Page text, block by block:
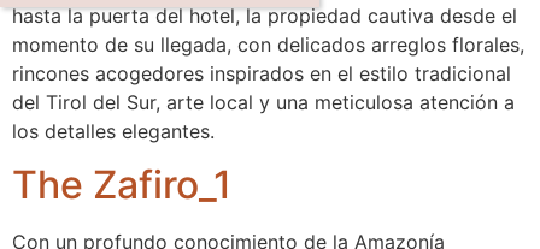
hasta la puerta del hotel, la propiedad cautiva desde el
momento de su llegada, con delicados arreglos florales,
rincones acogedores inspirados en el estilo tradicional
del Tirol del Sur, arte local y una meticulosa atención a
los detalles elegantes.
The Zafiro_1
Con un profundo conocimiento de la Amazonía